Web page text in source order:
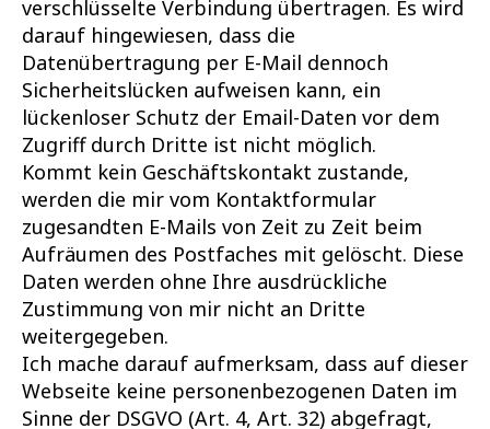
verschlüsselte Verbindung übertragen. Es wird
darauf hingewiesen, dass die
Datenübertragung per E-Mail dennoch
Sicherheitslücken aufweisen kann, ein
lückenloser Schutz der Email-Daten vor dem
Zugriff durch Dritte ist nicht möglich.
Kommt kein Geschäftskontakt zustande,
werden die mir vom Kontaktformular
zugesandten E-Mails von Zeit zu Zeit beim
Aufräumen des Postfaches mit gelöscht. Diese
Daten werden ohne Ihre ausdrückliche
Zustimmung von mir nicht an Dritte
weitergegeben.
Ich mache darauf aufmerksam, dass auf dieser
Webseite keine personenbezogenen Daten im
Sinne der DSGVO (Art. 4, Art. 32) abgefragt,